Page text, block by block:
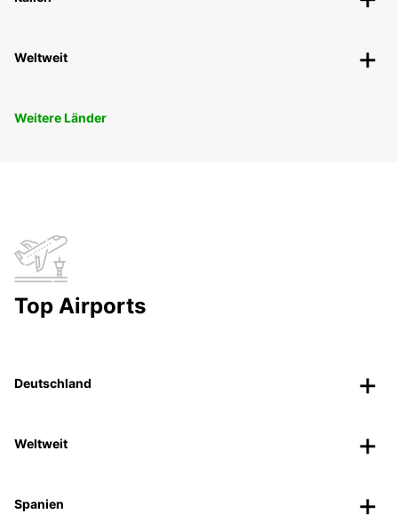
Weltweit
Weitere Länder
Top Airports
Deutschland
Weltweit
Spanien